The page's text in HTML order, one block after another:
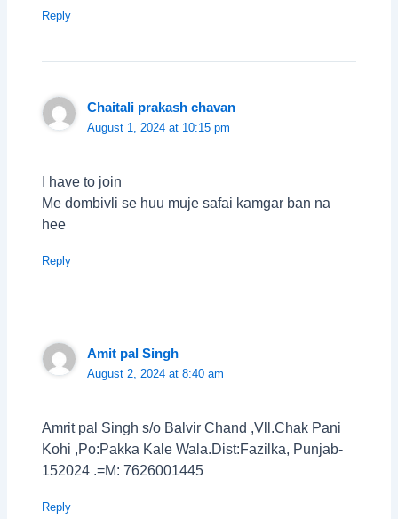
Reply
Chaitali prakash chavan
August 1, 2024 at 10:15 pm
I have to join
Me dombivli se huu muje safai kamgar ban na
hee
Reply
Amit pal Singh
August 2, 2024 at 8:40 am
Amrit pal Singh s/o Balvir Chand ,Vll.Chak Pani
Kohi ,Po:Pakka Kale Wala.Dist:Fazilka, Punjab-
152024 .=M: 7626001445
Reply